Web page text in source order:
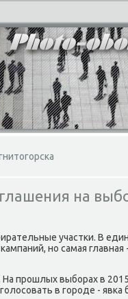
на
участки. В
но самая
На прошлых выборах в
в городе - явка